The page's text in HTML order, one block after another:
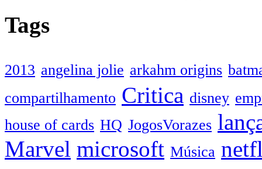
Tags
2013 angelina jolie arkahm origins
compartilhamento Critica disney
house of cards HQ JogosVorazes
Marvel microsoft Música